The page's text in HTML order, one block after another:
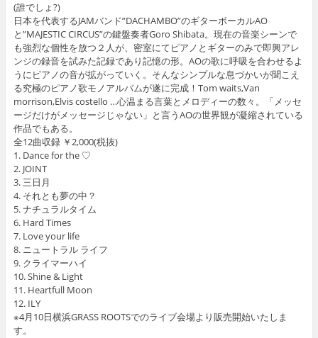
(誰でしょ?)
日本を代表するJAMバンド”DACHAMBO”のギターボーカルAO
と”MAJESTIC CIRCUS”の鍵盤奏者Goro Shibata。現在の音楽シーンで
も強烈な個性を放つ２人が、密室にてピアノとギターのみで即興アレ
ンジの録音を試みた記録であり記憶の形。AOの歌に呼吸を合わせるよ
うにピアノの音が拡がっていく。そんなシンプルな息づかいが聞こえ
る究極のピアノ歌モノアルバムが遂に完成！Tom waits,Van
morrison,Elvis costello …心温まる言葉とメロディーの数々。「メッセ
ージだけがメッセージじゃない」と言うAOの世界観が凝縮されている
作品でもある。
全12曲収録 ￥2,000(税抜)
1. Dance for the ♡
2. JOINT
3. 三日月
4. それとも夢の中？
5. ナチュラルタイム
6. Hard Times
7. Love your life
8. ニュートラル ライフ
9. クライマーハイ
10. Shine & Light
11. Heartfull Moon
12. ILY
※4月10日横浜GRASS ROOTSでのライブ会場より販売開始いたしま
す。